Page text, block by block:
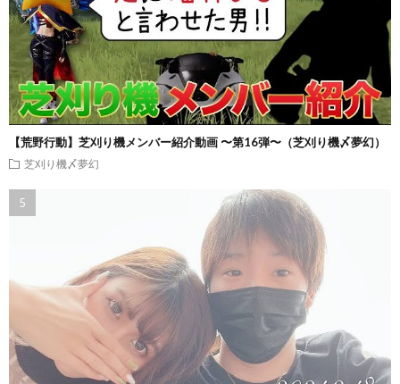
【荒野行動】芝刈り機メンバー紹介動画 〜第16弾〜（芝刈り機〆夢幻）
芝刈り機〆夢幻